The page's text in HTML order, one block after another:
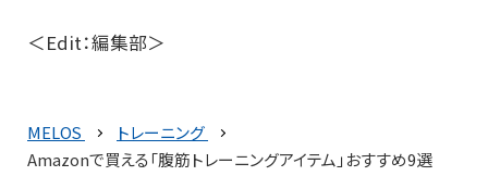
＜Edit：編集部＞
MELOS
トレーニング
Amazonで買える「腹筋トレーニングアイテム」おすすめ9選